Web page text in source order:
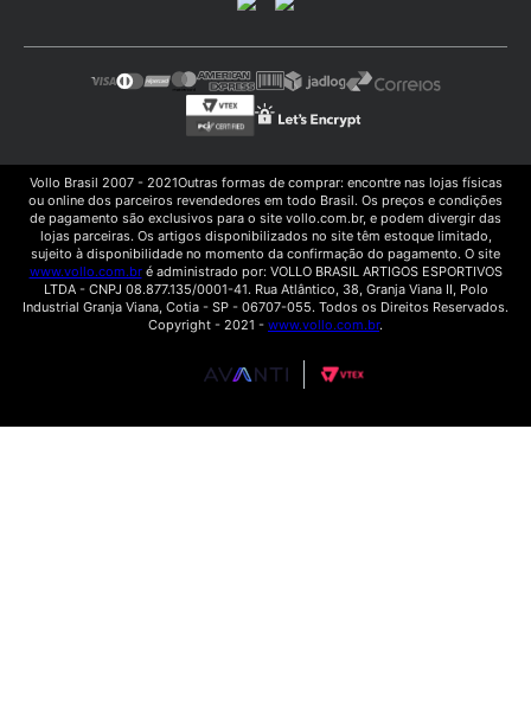
Vollo Brasil 2007 - 2021Outras formas de comprar: encontre nas lojas físicas
ou online dos parceiros revendedores em todo Brasil. Os preços e condições
de pagamento são exclusivos para o site vollo.com.br, e podem divergir das
lojas parceiras. Os artigos disponibilizados no site têm estoque limitado,
sujeito à disponibilidade no momento da confirmação do pagamento. O site
www.vollo.com.bré administrado por: VOLLO BRASIL ARTIGOS ESPORTIVOS
LTDA - CNPJ 08.877.135/0001-41. Rua Atlântico, 38, Granja Viana II, Polo
Industrial Granja Viana, Cotia - SP - 06707-055. Todos os Direitos Reservados.
Copyright - 2021 - www.vollo.com.br.